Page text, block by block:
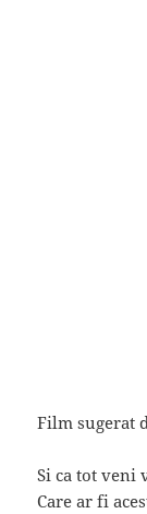
Film sugerat
Si ca tot veni
Care ar fi